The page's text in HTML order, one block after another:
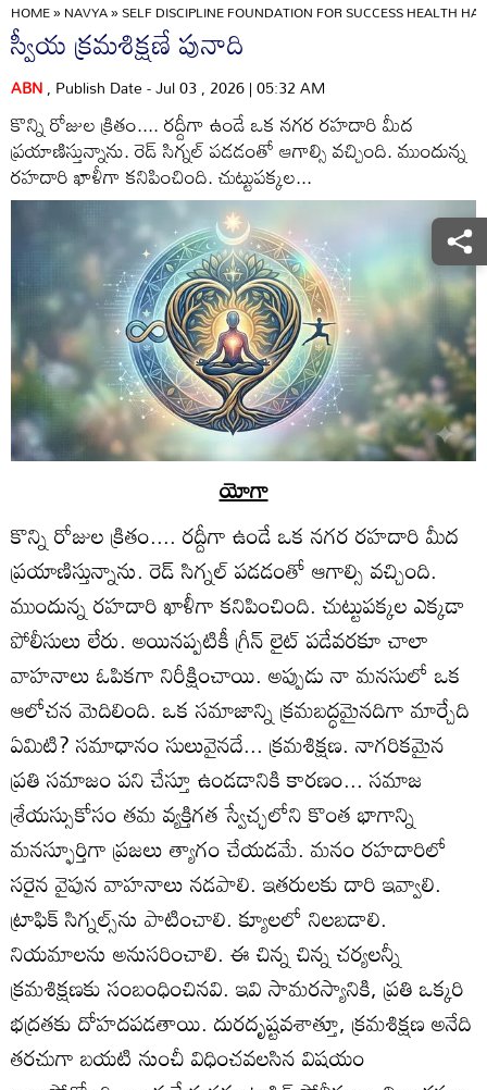
HOME»NAVYA»SELF DISCIPLINE FOUNDATION FOR SUCCESS HEALTH
స్వీయ క్రమశిక్షణే పునాది
ABN, Publish Date - Jul 03 , 2026 | 05:32 AM
కొన్ని రోజుల క్రితం.... రద్దీగా ఉండే ఒక నగర రహదారి మీద
ప్రయాణిస్తున్నాను. రెడ్‌ సిగ్నల్‌ పడడంతో ఆగాల్సి వచ్చింది. ముందున్న
రహదారి ఖాళీగా కనిపించింది. చుట్టుపక్కల...
యోగా
కొన్ని రోజుల క్రితం.... రద్దీగా ఉండే ఒక నగర రహదారి మీద
ప్రయాణిస్తున్నాను. రెడ్‌ సిగ్నల్‌ పడడంతో ఆగాల్సి వచ్చింది.
ముందున్న రహదారి ఖాళీగా కనిపించింది. చుట్టుపక్కల ఎక్కడా
పోలీసులు లేరు. అయినప్పటికీ గ్రీన్‌ లైట్‌ పడేవరకూ చాలా
వాహనాలు ఓపికగా నిరీక్షించాయి. అప్పుడు నా మనసులో ఒక
ఆలోచన మెదిలింది. ఒక సమాజాన్ని క్రమబద్ధమైనదిగా మార్చేది
ఏమిటి? సమాధానం సులువైనదే... క్రమశిక్షణ. నాగరికమైన
ప్రతి సమాజం పని చేస్తూ ఉండడానికి కారణం... సమాజ
శ్రేయస్సుకోసం తమ వ్యక్తిగత స్వేచ్ఛలోని కొంత భాగాన్ని
మనస్ఫూర్తిగా ప్రజలు త్యాగం చేయడమే. మనం రహదారిలో
సరైన వైపున వాహనాలు నడపాలి. ఇతరులకు దారి ఇవ్వాలి.
ట్రాఫిక్‌ సిగ్నల్స్‌ను పాటించాలి. క్యూలలో నిలబడాలి.
నియమాలను అనుసరించాలి. ఈ చిన్న చిన్న చర్యలన్నీ
క్రమశిక్షణకు సంబంధించినవి. ఇవి సామరస్యానికి, ప్రతి ఒక్కరి
భద్రతకు దోహదపడతాయి. దురదృష్టవశాత్తూ, క్రమశిక్షణ అనేది
తరచుగా బయటి నుంచీ విధించవలసిన విషయం